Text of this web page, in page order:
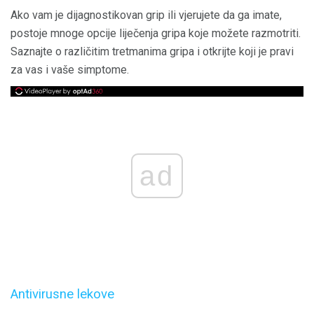
Ako vam je dijagnostikovan grip ili vjerujete da ga imate,
postoje mnoge opcije liječenja gripa koje možete razmotriti.
Saznajte o različitim tretmanima gripa i otkrijte koji je pravi
za vas i vaše simptome.
ad
Antivirusne lekove